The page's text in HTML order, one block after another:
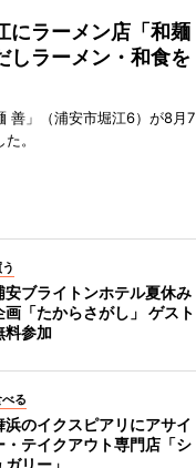
にラーメン店「和麺
しラーメン・和食を
善」（浦安市堀江6）が8月7
。
安ブライトンホテル夏休み
画「たからさがし」 ゲスト
料参加
る
浜のイクスピアリにアサイ
・テイクアウト専門店「シ
ガリー」